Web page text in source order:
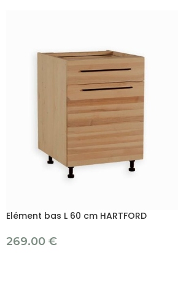
Elément bas L 60 cm HARTFORD
269.00 €